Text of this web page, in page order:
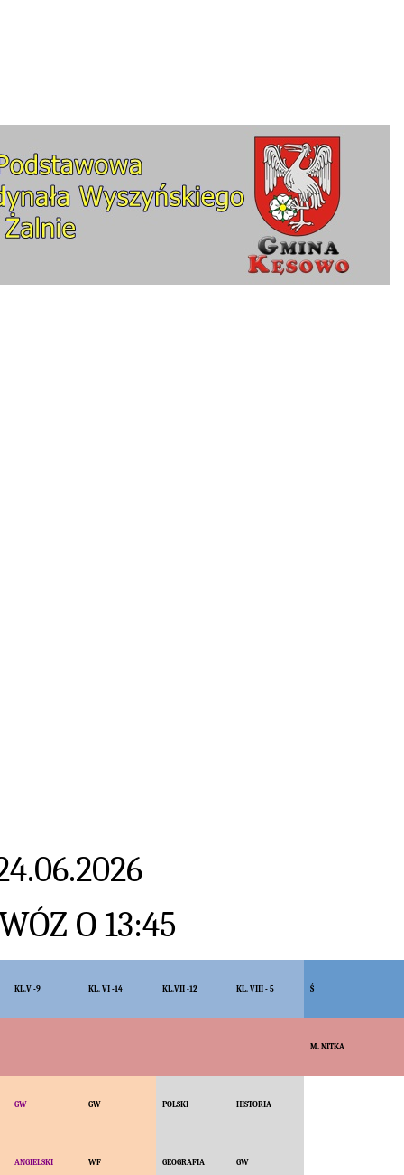
O 13:45
KL.V -9 KL. VI -14 KL.VII -12 KL. VIII - 5 Ś
M. NITKA
GW GW POLSKI HISTORIA
ANGIELSKI WF GEOGRAFIA GW